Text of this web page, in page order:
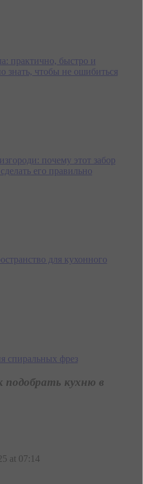
практично, быстро и
знать, чтобы не ошибиться
почему этот забор
его правильно
для кухонного
спиральных фрез
подобрать кухню в
at 07:14